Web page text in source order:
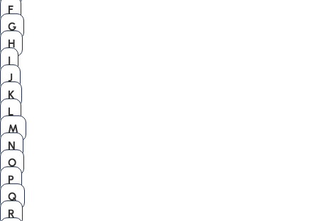
F
G
H
I
J
K
L
M
N
O
P
Q
R